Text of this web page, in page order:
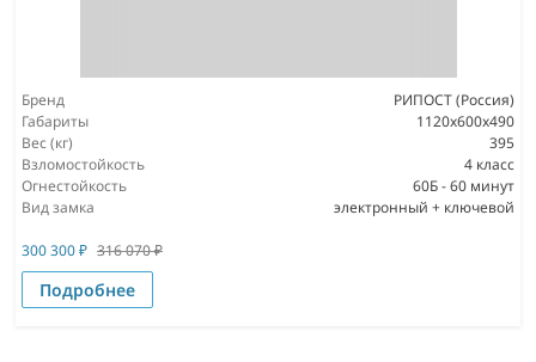
Бренд
РИПОСТ (Россия)
Габариты
1120x600x490
Вес (кг)
395
Взломостойкость
4 класс
Огнестойкость
60Б - 60 минут
Вид замка
электронный + ключевой
300 300₽ 316 070₽
Подробнее